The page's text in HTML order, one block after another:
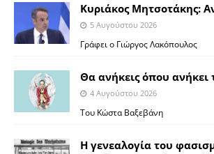
Κυριάκος Μητσοτάκης:
5 Αυγούστου 2026
Γράφει ο Γιώργος Λακόπουλος
Θα ανήκεις όπου ανήκει
4 Αυγούστου 2026
Του Κώστα Βαξεβάνη
Η γενεαλογία του